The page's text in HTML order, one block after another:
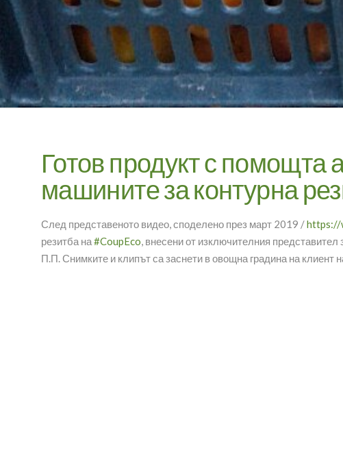
Готов продукт с
машините за контурна
След представеното видео, споделено през март 2019 /https://
резитба на#CoupEco, внесени от изключителния представител
П.П. Снимките и клипът са заснети в овощна градина на